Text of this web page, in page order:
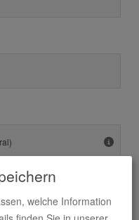
welche Information